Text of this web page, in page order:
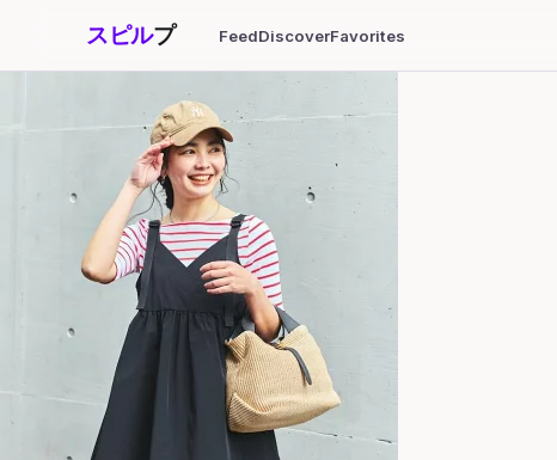
スピルプ FeedDiscoverFavorites